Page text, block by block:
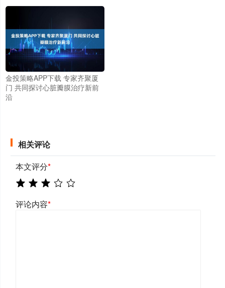
金投策略APP下载 专家齐聚厦
门 共同探讨心脏瓣膜治疗新前
沿
相关评论
本文评分*
评论内容*